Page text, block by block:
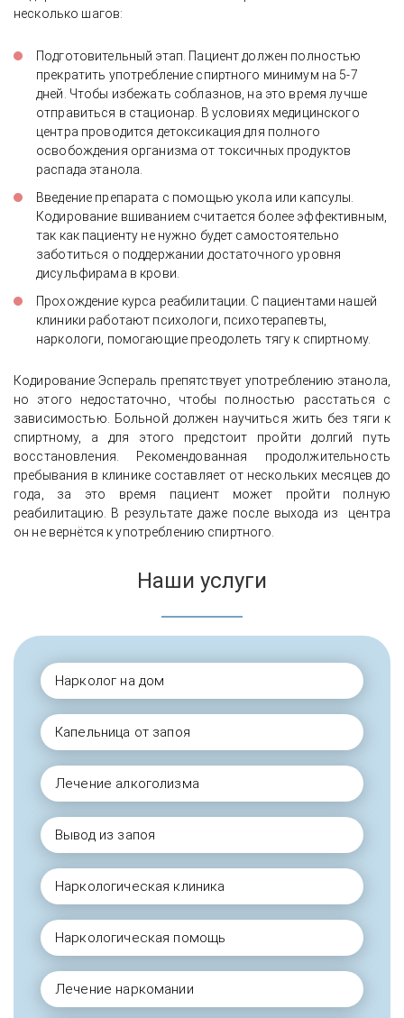
несколько шагов:
Подготовительный этап. Пациент должен полностью
прекратить употребление спиртного минимум на 5-7
дней. Чтобы избежать соблазнов, на это время лучше
отправиться в стационар. В условиях медицинского
центра проводится детоксикация для полного
освобождения организма от токсичных продуктов
распада этанола.
Введение препарата с помощью укола или капсулы.
Кодирование вшиванием считается более эффективным,
так как пациенту не нужно будет самостоятельно
заботиться о поддержании достаточного уровня
дисульфирама в крови.
Прохождение курса реабилитации. С пациентами нашей
клиники работают психологи, психотерапевты,
наркологи, помогающие преодолеть тягу к спиртному.
Кодирование Эспераль препятствует употреблению этанола,
но этого недостаточно, чтобы полностью расстаться с
зависимостью. Больной должен научиться жить без тяги к
спиртному, а для этого предстоит пройти долгий путь
восстановления. Рекомендованная продолжительность
пребывания в клинике составляет от нескольких месяцев до
года, за это время пациент может пройти полную
реабилитацию. В результате даже после выхода из центра
он не вернётся к употреблению спиртного.
Наши услуги
Нарколог на дом
Капельница от запоя
Лечение алкоголизма
Вывод из запоя
Наркологическая клиника
Наркологическая помощь
Лечение наркомании